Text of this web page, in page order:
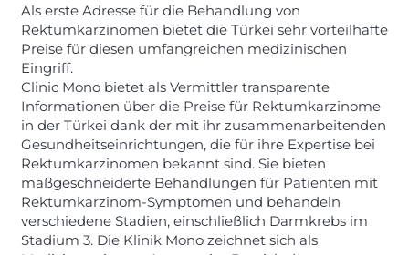
Als erste Adresse für die Behandlung von
Rektumkarzinomen bietet die Türkei sehr vorteilhafte
Preise für diesen umfangreichen medizinischen
Eingriff.
Clinic Mono bietet als Vermittler transparente
Informationen über die Preise für Rektumkarzinome
in der Türkei dank der mit ihr zusammenarbeitenden
Gesundheitseinrichtungen, die für ihre Expertise bei
Rektumkarzinomen bekannt sind. Sie bieten
maßgeschneiderte Behandlungen für Patienten mit
Rektumkarzinom-Symptomen und behandeln
verschiedene Stadien, einschließlich Darmkrebs im
Stadium 3. Die Klinik Mono zeichnet sich als